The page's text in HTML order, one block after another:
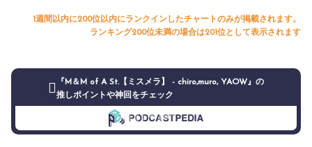
1週間以内に200位以内にランクインしたチャートのみが掲載されます。
ランキング200位未満の場合は201位として表示されます
『M＆M of A St.【ミスメラ】 - chiro,muro, YAOW』の
推しポイントや神回をチェック